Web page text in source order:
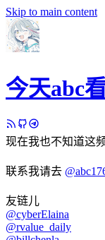
Skip to main content
今天abc
现在我也不知道这
联系我请去
友链儿
@cyberElaina
@rvalue_daily